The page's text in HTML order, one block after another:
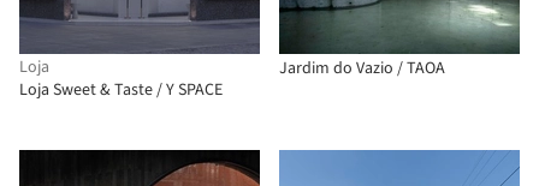
Loja
Loja Sweet & Taste / Y SPACE
Jardim do Vazio / TAOA